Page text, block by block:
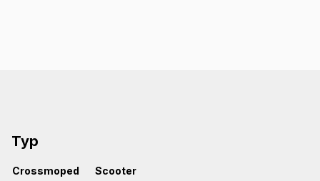
Typ
Crossmoped Scooter